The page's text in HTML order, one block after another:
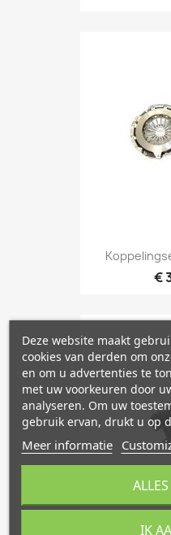
€
Deze website maakt
cookies van derden om
en om u advertenties te
met uw voorkeuren door
analyseren. Om uw
gebruik ervan, drukt u op
Meer informatie
IK